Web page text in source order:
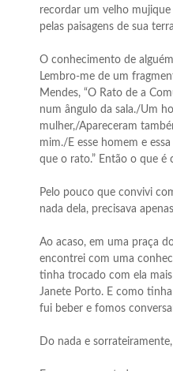
recordar um velho
pelas paisagens de sua
O conhecimento de
Lembro-me de um
Mendes, “O Rato de a
num ângulo da sala./Um
mulher,/Apareceram
mim./E esse homem e
que o rato.” Então o que é
Pelo pouco que convivi
nada dela, precisava
Ao acaso, em uma praça
encontrei com uma
tinha trocado com ela
Janete Porto. E como
fui beber e fomos
Do nada e